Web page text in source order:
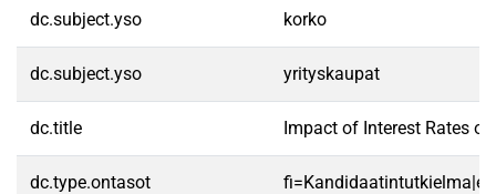
dc.subject.yso korko
dc.subject.yso yrityskaupat
dc.title Impact of Interest Rates
dc.type.ontasot